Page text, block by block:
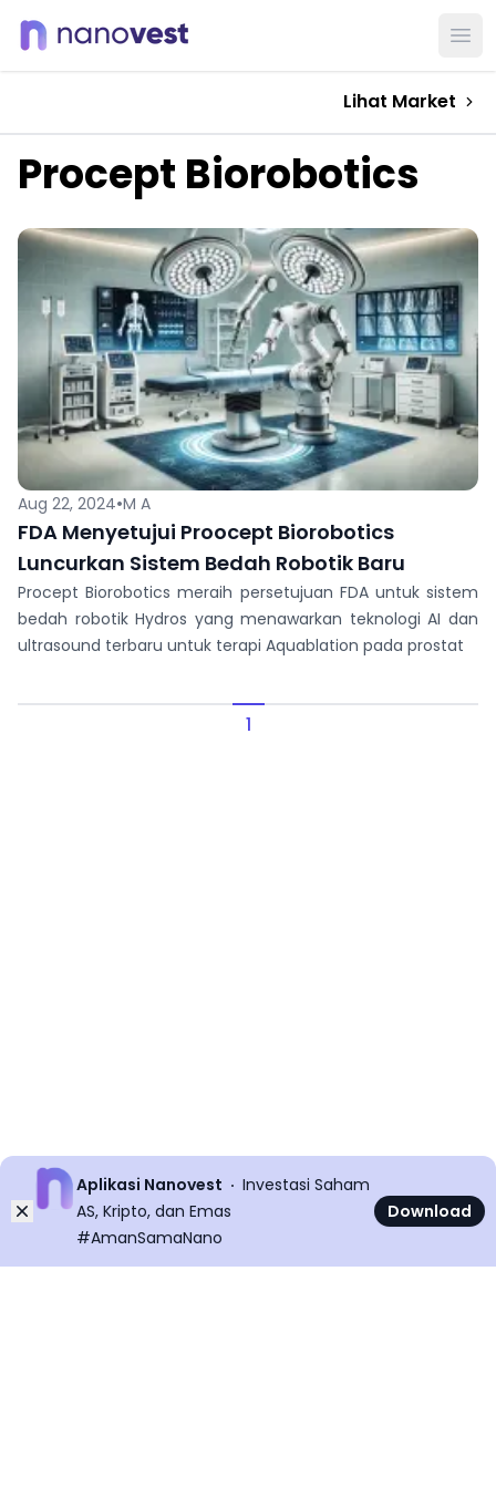
Lihat Market
Procept Biorobotics
Aug 22, 2024•M A
FDA Menyetujui Proocept Biorobotics
Luncurkan Sistem Bedah Robotik Baru
Procept Biorobotics meraih persetujuan FDA untuk sistem
bedah robotik Hydros yang menawarkan teknologi AI dan
ultrasound terbaru untuk terapi Aquablation pada prostat
1
Dismiss
Aplikasi Nanovest
Investasi Saham
AS, Kripto, dan Emas
#AmanSamaNano
Download